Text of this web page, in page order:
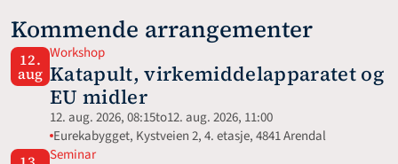
Kommende arrangementer
12.
aug
Workshop
Katapult, virkemiddelapparatet og
EU midler
12. aug. 2026, 08:15to12. aug. 2026, 11:00
Eurekabygget, Kystveien 2, 4. etasje, 4841 Arendal
Seminar